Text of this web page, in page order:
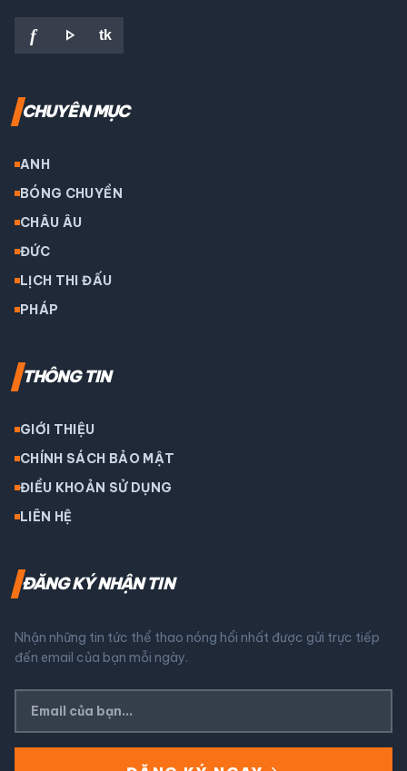
f play_arrow tk
CHUYÊN MỤC
ANH
BÓNG CHUYỀN
CHÂU ÂU
ĐỨC
LỊCH THI ĐẤU
PHÁP
THÔNG TIN
GIỚI THIỆU
CHÍNH SÁCH BẢO MẬT
ĐIỀU KHOẢN SỬ DỤNG
LIÊN HỆ
ĐĂNG KÝ NHẬN TIN
Nhận những tin tức thể thao nóng hổi nhất được gửi trực tiếp
đến email của bạn mỗi ngày.